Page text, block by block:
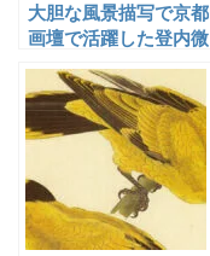
大胆な風景描写で京都
画壇で活躍した登内微
笑